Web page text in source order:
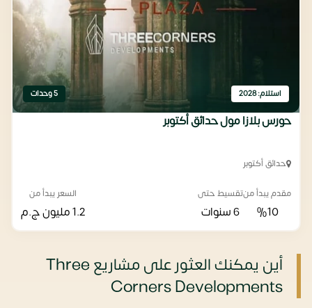
استلام: 2028 5 وحدات
حورس بلازا مول حدائق أكتوبر
حدائق أكتوبر
مقدم يبدأ من
%10
تقسيط حتى
6 سنوات
السعر يبدأ من
1.2 مليون ج.م
أين يمكنك العثور على مشاريع Three
Corners Developments